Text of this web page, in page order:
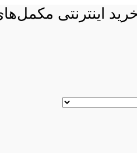
| خرید اینترنتی